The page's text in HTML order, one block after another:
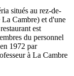
situés au rez-de-
Cambre) et d'une
est
du personnel
1972 par
à La Cambre